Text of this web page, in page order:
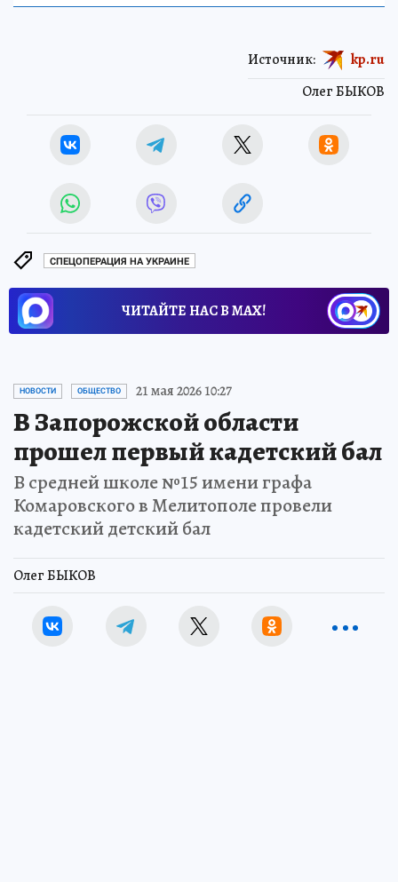
Олег БЫКОВ
Источник: kp.ru
СПЕЦОПЕРАЦИЯ НА УКРАИНЕ
ЧИТАЙТЕ НАС В МАХ!
НОВОСТИ ОБЩЕСТВО 21 мая 2026 10:27
В Запорожской области
прошел первый кадетский бал
В средней школе №15 имени графа
Комаровского в Мелитополе провели
кадетский детский бал
Олег БЫКОВ